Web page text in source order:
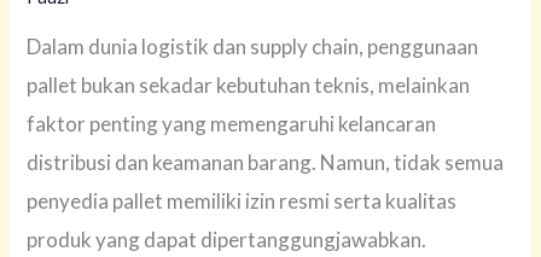
Dalam dunia logistik dan supply chain, penggunaan
pallet bukan sekadar kebutuhan teknis, melainkan
faktor penting yang memengaruhi kelancaran
distribusi dan keamanan barang. Namun, tidak semua
penyedia pallet memiliki izin resmi serta kualitas
produk yang dapat dipertanggungjawabkan.